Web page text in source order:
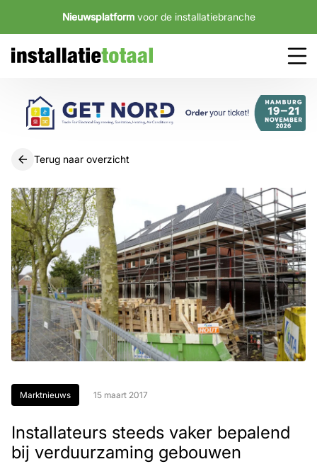
Nieuwsplatform voor de installatiebranche
Terug naar overzicht
Marktnieuws 15 maart 2017
Installateurs steeds vaker bepalend
bij verduurzaming gebouwen